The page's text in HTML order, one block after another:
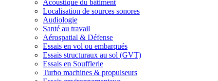
Acoustique du bâtiment
Localisation de sources sonores
Audiologie
Santé au travail
Aérospatial & Défense
Essais en vol ou embarqués
Essais structuraux au sol (GVT)
Essais en Soufflerie
Turbo machines & propulseurs